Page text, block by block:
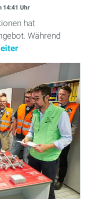
14:41 Uhr
hat
Während